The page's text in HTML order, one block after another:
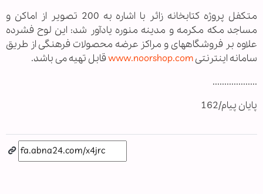
متکفل پروژه کتابخانه زائر با اشاره به 200 تصوير از اماکن و
مساجد مکه مکرمه و مدینه منوره یادآور شد: این لوح فشرده
علاوه بر فروشگاههای و مراکز عرضه محصولات فرهنگی از طریق
سامانه اینترنتیwww.noorshop.comقابل تهیه می باشد.
...................
پایان پیام/162